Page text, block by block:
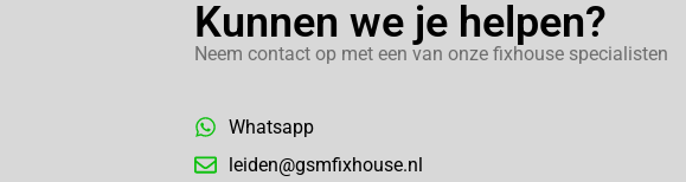
Kunnen we je helpen?
Neem contact op met een van onze fixhouse specialisten
Whatsapp
leiden@gsmfixhouse.nl